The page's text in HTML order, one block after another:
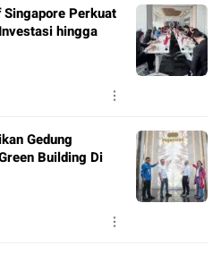
Singapore Perkuat
hingga
Gedung
Building Di